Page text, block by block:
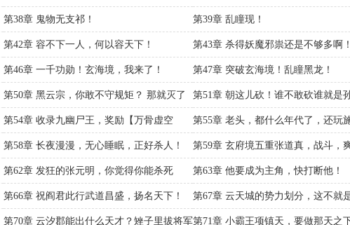
还邪！
第38章 鬼物无支祁！ 第39章 乱瞳现！
第42章 容不下一人，何以容天下！ 第43章 杀得妖魔邪祟还是不够多啊
第46章 一千功勋！玄海境，我来了！ 第47章 突破玄海境！乱瞳黑龙！
第50章 黑云宗，你敢不守规矩？ 那就灭了
你！
第51章 朝这儿砍！谁不敢砍谁就是
第54章 收录九幽尸王，奖励【万骨虚空
渡】！
第55章 老头，都什么年代了，还玩
呢？
第58章 长夜漫漫，无心睡眠，正好杀人！ 第59章 玄府境五重张道真，战斗，
第62章 发狂的张元明，你觉得你能杀死
我？！
第63章 他要成为主角，快打断他！
第66章 祝阎君此行武道昌盛，扬名天下！ 第67章 云天城的势力划分，这不就
吗？
第70章 云汐郡能出什么天才？矬子里拔将军第71章 小霸王项镇天，要做那天之